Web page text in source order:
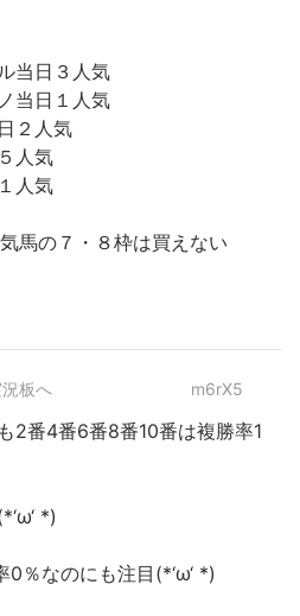
当日３人気
当日１人気
２人気
人気
人気
馬の７・８枠は買えない
板へ m6rX5
2番4番6番8番10番は複勝率1
*)
0％なのにも注目(*‘ω‘ *)